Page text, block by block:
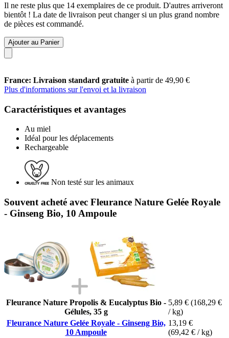
Il ne reste plus que 14 exemplaires de ce produit. D'autres arriveront
bientôt ! La date de livraison peut changer si un plus grand nombre
de pièces est commandé.
Ajouter au Panier
France: Livraison standard gratuite à partir de 49,90 €
Plus d'informations sur l'envoi et la livraison
Caractéristiques et avantages
Au miel
Idéal pour les déplacements
Rechargeable
Non testé sur les animaux
Souvent acheté avec Fleurance Nature Gelée Royale
- Ginseng Bio, 10 Ampoule
Fleurance Nature Propolis & Eucalyptus Bio -
Gélules, 35 g
5,89 € (168,29 €
/ kg)
Fleurance Nature Gelée Royale - Ginseng Bio,
10 Ampoule
13,19 €
(69,42 € / kg)